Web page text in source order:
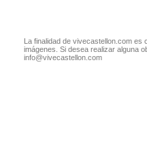
La finalidad de vivecastellon.com
imágenes. Si desea realizar alguna
info@vivecastellon.com